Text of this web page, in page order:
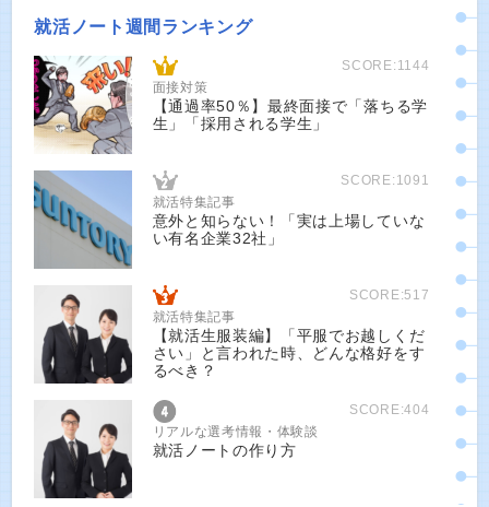
就活ノート週間ランキング
SCORE:1144
面接対策
【通過率50％】最終面接で「落ちる学
生」「採用される学生」
SCORE:1091
就活特集記事
意外と知らない！「実は上場していな
い有名企業32社」
SCORE:517
就活特集記事
【就活生服装編】「平服でお越しくだ
さい」と言われた時、どんな格好をす
るべき？
SCORE:404
リアルな選考情報・体験談
就活ノートの作り方